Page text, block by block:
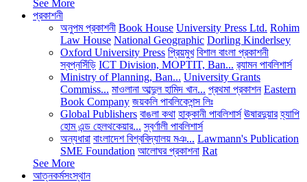
See More
প্রকাশনী
অনুপম প্রকাশনী Book House University Press Ltd. Rohim
Law House National Geographic Dorling Kinderlsey
Oxford University Press প্রিয়মুখ বিশাল বাংলা প্রকাশনী
স্বপ্নসিঁড়ি ICT Division, MOPTIT, Ban... র‍্যামন পাবলিশার্স
Ministry of Planning, Ban... University Grants
Commiss... মাওলানা আব্দুল হামিদ খান... প্রথমা প্রকাশন Eastern
Book Company জয়কলি পাবলিকেশন্স লিঃ
Global Publishers বাঙলা কথা হাক্কানী পাবলিশার্স ঊষারদুয়ার হ্যাপি
হোম এন্ড হেলথকেয়ার... স্বর্ণালী পাবলিশার্স
অন্যধারা বাংলাদেশ বিশ্ববিদ্যালয় মঞ... Lawmann's Publication
SME Foundation আলোঘর প্রকাশনা Rat
See More
আত্নকর্মসংস্থান